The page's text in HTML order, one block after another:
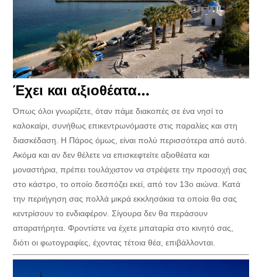
Έχει και αξιοθέατα…
Όπως όλοι γνωρίζετε, όταν πάμε διακοπές σε ένα νησί το
καλοκαίρι, συνήθως επικεντρωνόμαστε στις παραλίες και στη
διασκέδαση. Η Πάρος όμως, είναι πολύ περισσότερα από αυτό.
Ακόμα και αν δεν θέλετε να επισκεφτείτε αξιοθέατα και
μοναστήρια, πρέπει τουλάχιστον να στρέψετε την προσοχή σας
στο κάστρο, το οποίο δεσπόζει εκεί, από τον 13ο αιώνα. Κατά
την περιήγηση σας πολλά μικρά εκκλησάκια τα οποία θα σας
κεντρίσουν το ενδιαφέρον. Σίγουρα δεν θα περάσουν
απαρατήρητα. Φροντίστε να έχετε μπαταρία στο κινητό σας,
διότι οι φωτογραφίες, έχοντας τέτοια θέα, επιβάλλονται.